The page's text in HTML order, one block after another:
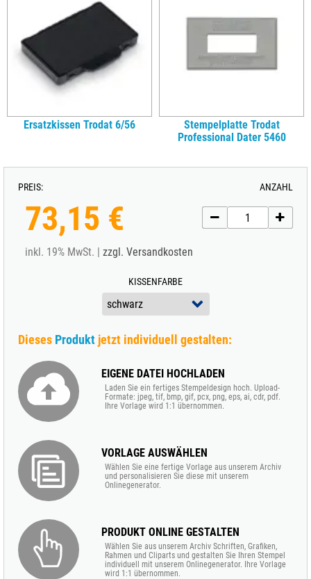
Ersatzkissen Trodat 6/56
Stempelplatte Trodat
Professional Dater 5460
PREIS:
73,15 €
inkl. 19% MwSt. | zzgl. Versandkosten
KISSENFARBE
ANZAHL
Dieses Produkt jetzt individuell gestalten:
EIGENE DATEI HOCHLADEN
Laden Sie ein fertiges Stempeldesign hoch. Upload-
Formate: jpeg, tif, bmp, gif, pcx, png, eps, ai, cdr, pdf.
Ihre Vorlage wird 1:1 übernommen.
VORLAGE AUSWÄHLEN
Wählen Sie eine fertige Vorlage aus unserem Archiv
und personalisieren Sie diese mit unserem
Onlinegenerator.
PRODUKT ONLINE GESTALTEN
Wählen Sie aus unserem Archiv Schriften, Grafiken,
Rahmen und Cliparts und gestalten Sie Ihren Stempel
individuell mit unserem Onlinegenerator. Ihre Vorlage
wird 1:1 übernommen.